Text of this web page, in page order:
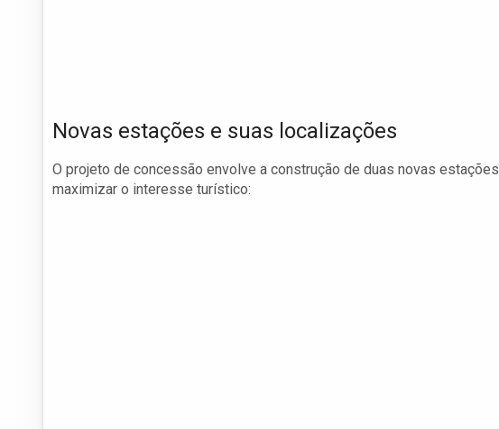
Novas estações e suas localizações
O projeto de concessão envolve a construção de duas novas
maximizar o interesse turístico: